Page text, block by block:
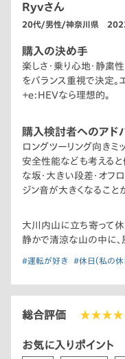
Ryvさん
20代/男性/神奈川県
購入の決め手
楽しさ・乗り心地・静粛
をバランス重視で決定。
＋e:HEVなら理想的。
購入検討者へのアド
ロングツーリング向きミ
安全性能なども考えると
な坂・大きい段差・オフ
ジン音が大きくなること
大川内山に立ち寄って休
静かで清涼な山の中に、
#運転が好き #休日（私の休
総合評価
お気に入りポイント